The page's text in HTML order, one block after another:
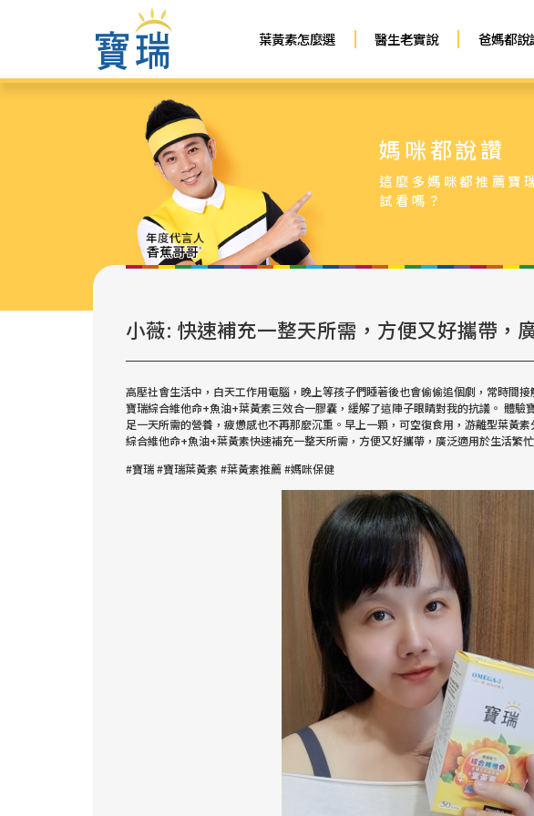
葉黃素怎麼選 醫生老實說 爸媽都說
媽咪都說讚
這麼多媽咪都推薦寶
試看嗎？
小薇: 快速補充一整天所需，方便又好攜帶，
高壓社會生活中，白天工作用電腦，晚上等孩子們睡著後也會偷偷追個劇，常時間
寶瑞綜合維他命+魚油+葉黃素三效合一膠囊，緩解了這陣子眼睛對我的抗議。 體
足一天所需的營養，疲憊感也不再那麼沉重。早上一顆，可空復食用，游離型葉黃
綜合維他命+魚油+葉黃素快速補充一整天所需，方便又好攜帶，廣泛適用於生活繁忙
#寶瑞 #寶瑞葉黃素 #葉黃素推薦 #媽咪保健